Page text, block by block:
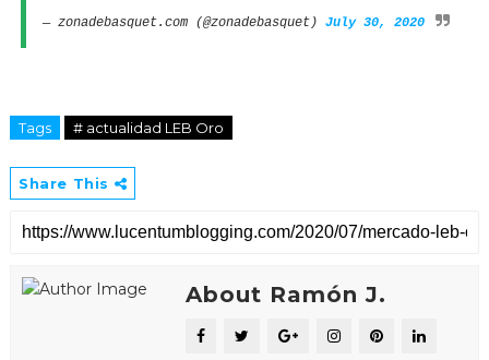
— zonadebasquet.com (@zonadebasquet) July 30, 2020
Tags # actualidad LEB Oro
Share This
About Ramón J.